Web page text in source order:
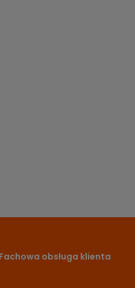
Fachowa obsługa klienta